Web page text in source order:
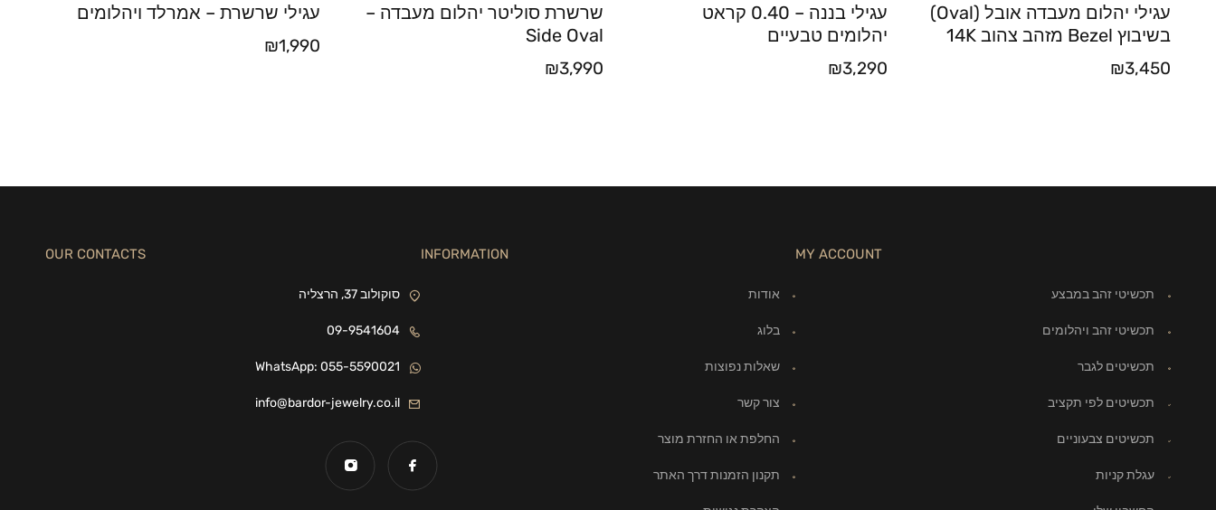
עגילי יהלום מעבדה אובל (Oval)
בשיבוץ Bezel מזהב צהוב 14K
₪3,450
עגילי בננה – 0.40 קראט
יהלומים טבעיים
₪3,290
שרשרת סוליטר יהלום מעבדה –
Side Oval
₪3,990
עגילי שרשרת – אמרלד ויהלומים
₪1,990
MY ACCOUNT
תכשיטי זהב במבצע
תכשיטי זהב ויהלומים
תכשיטים לגבר
תכשיטים לפי תקציב
תכשיטים צבעוניים
עגלת קניות
INFORMATION
אודות
בלוג
שאלות נפוצות
צור קשר
החלפת או החזרת מוצר
תקנון הזמנות דרך האתר
OUR CONTACTS
סוקולוב 37, הרצליה
09-9541604
WhatsApp: 055-5590021
info@bardor-jewelry.co.il